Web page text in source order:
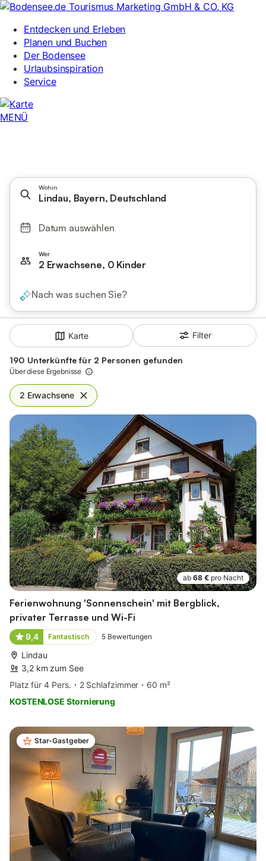
Wohin
Lindau, Bayern, Deutschland
Datum auswählen
Wer
2 Erwachsene, 0 Kinder
Nach was suchen Sie?
Karte Filter
190 Unterkünfte für 2 Personen gefunden
Über diese Ergebnisse
2 Erwachsene
ab 68 € pro Nacht
Ferienwohnung 'Sonnenschein' mit Bergblick,
privater Terrasse und Wi-Fi
9,4 Fantastisch 5 Bewertungen
Lindau
3,2 km zum See
Platz für 4 Pers.
2 Schlafzimmer
60 m²
KOSTENLOSE Stornierung
Star-Gastgeber